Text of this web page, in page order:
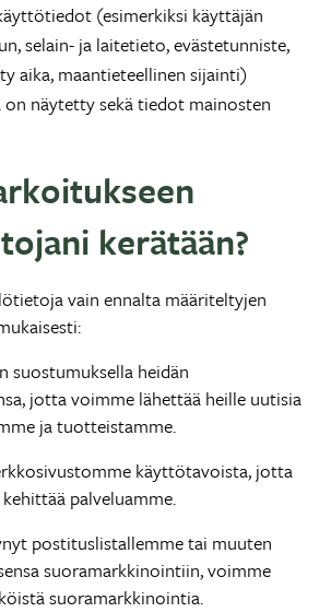
(esimerkiksi käyttäjän
selain- ja laitetieto, evästetunniste,
aika, maantieteellinen sijainti)
näytetty sekä tiedot mainosten
kerätään?
vain ennalta määriteltyjen
suostumuksella heidän
jotta voimme lähettää heille uutisia
ja tuotteistamme.
käyttötavoista, jotta
palveluamme.
postituslistallemme tai muuten
suoramarkkinointiin, voimme
suoramarkkinointia.